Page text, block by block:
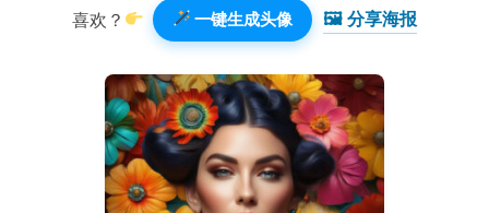
喜欢？ 一键生成头像 🖼 分享海报️